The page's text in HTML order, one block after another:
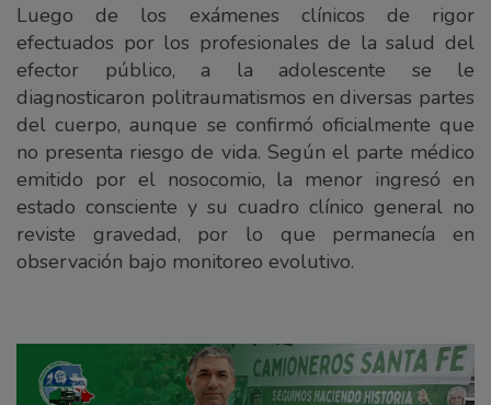
Luego de los exámenes clínicos de rigor
efectuados por los profesionales de la salud del
efector público, a la adolescente se le
diagnosticaron politraumatismos en diversas partes
del cuerpo, aunque se confirmó oficialmente que
no presenta riesgo de vida. Según el parte médico
emitido por el nosocomio, la menor ingresó en
estado consciente y su cuadro clínico general no
reviste gravedad, por lo que permanecía en
observación bajo monitoreo evolutivo.